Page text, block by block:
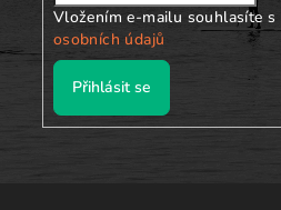
Vložením e-mailu souhlasíte s
osobních údajů
Přihlásit se